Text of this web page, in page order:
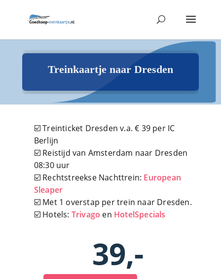
Treinkaartje naar Dresden
☑️ Treinticket Dresden v.a. € 39 per IC
Berlijn
☑️ Reistijd van Amsterdam naar Dresden
08:30 uur
☑️ Rechtstreekse Nachttrein: European
Sleaper
☑️ Met 1 overstap per trein naar Dresden.
☑️ Hotels: Trivago en HotelSpecials
39,-